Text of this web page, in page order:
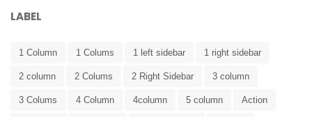
LABEL
1 Column 1 Colums 1 left sidebar 1 right sidebar
2 column 2 Colums 2 Right Sidebar 3 column
3 Colums 4 Column 4column 5 column Action